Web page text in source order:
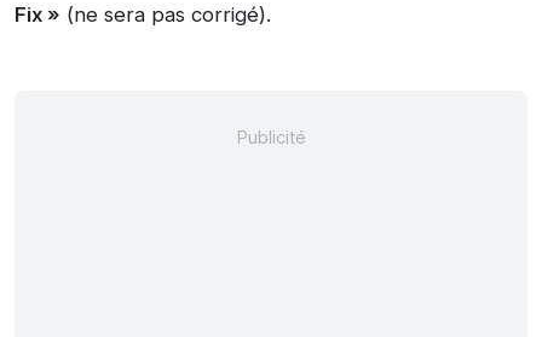
Fix » (ne sera pas corrigé).